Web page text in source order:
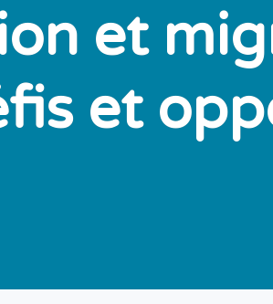
et
et